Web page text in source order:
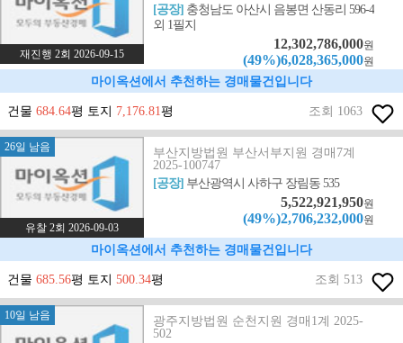
재진행 2회 2026-09-15
[공장] 충청남도 아산시 음봉면 산동리 596-4
외 1필지
12,302,786,000원
(49%)6,028,365,000원
마이옥션에서 추천하는 경매물건입니다
건물 684.64평 토지 7,176.81평 조회 1063
26일 남음
유찰 2회 2026-09-03
부산지방법원 부산서부지원 경매7계
2025-100747
[공장] 부산광역시 사하구 장림동 535
5,522,921,950원
(49%)2,706,232,000원
마이옥션에서 추천하는 경매물건입니다
건물 685.56평 토지 500.34평 조회 513
10일 남음
광주지방법원 순천지원 경매1계 2025-
502